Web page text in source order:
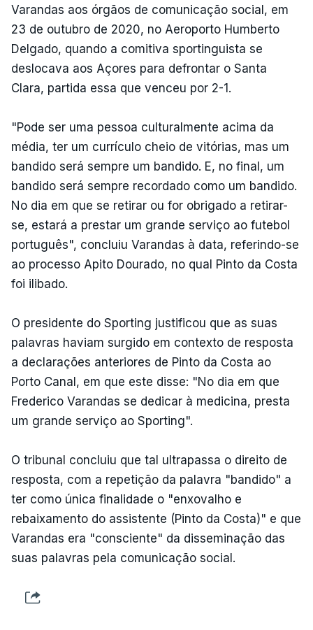
Varandas aos órgãos de comunicação social, em
23 de outubro de 2020, no Aeroporto Humberto
Delgado, quando a comitiva sportinguista se
deslocava aos Açores para defrontar o Santa
Clara, partida essa que venceu por 2-1.
"Pode ser uma pessoa culturalmente acima da
média, ter um currículo cheio de vitórias, mas um
bandido será sempre um bandido. E, no final, um
bandido será sempre recordado como um bandido.
No dia em que se retirar ou for obrigado a retirar-
se, estará a prestar um grande serviço ao futebol
português", concluiu Varandas à data, referindo-se
ao processo Apito Dourado, no qual Pinto da Costa
foi ilibado.
O presidente do Sporting justificou que as suas
palavras haviam surgido em contexto de resposta
a declarações anteriores de Pinto da Costa ao
Porto Canal, em que este disse: "No dia em que
Frederico Varandas se dedicar à medicina, presta
um grande serviço ao Sporting".
O tribunal concluiu que tal ultrapassa o direito de
resposta, com a repetição da palavra "bandido" a
ter como única finalidade o "enxovalho e
rebaixamento do assistente (Pinto da Costa)" e que
Varandas era "consciente" da disseminação das
suas palavras pela comunicação social.